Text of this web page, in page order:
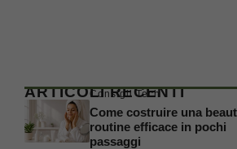
ARTICOLI RECENTI
Consigli Tech
Come costruire una
routine efficace in pochi
passaggi